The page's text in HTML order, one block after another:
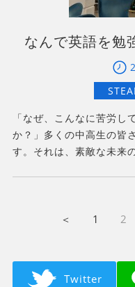
なんで英語を勉
「なぜ、こんなに苦労
か？」多くの中高生の皆
す。それは、素敵な未来
＜ 1 2
Twitter